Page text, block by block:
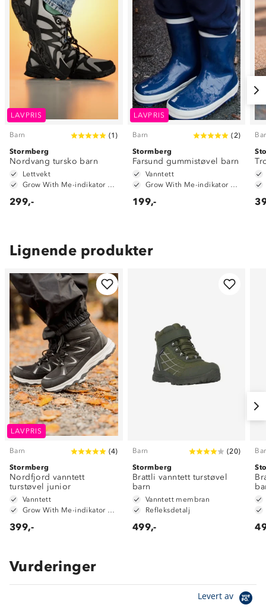
LAVPRIS
Barn (1 )
Stormberg
Nordvang tursko barn
Lettvekt
299,-
LAVPRIS
Barn ( 2)
Stormberg
Farsund gummistøvel barn
Vanntett
199,-
Lignende produkter
LAVPRIS
Barn (4)
Stormberg
Nordfjord vanntett
turstøvel junior
Vanntett
399,-
Barn (20)
Stormberg
Brattli vanntett turstøvel
barn
Vanntett membran
Refleksdetalj
499,-
Vurderinger
Levert av